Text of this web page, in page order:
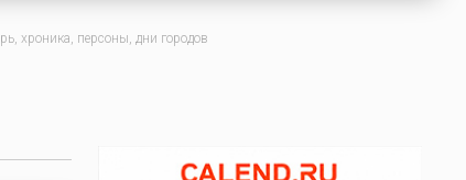
хроника, персоны, дни городов